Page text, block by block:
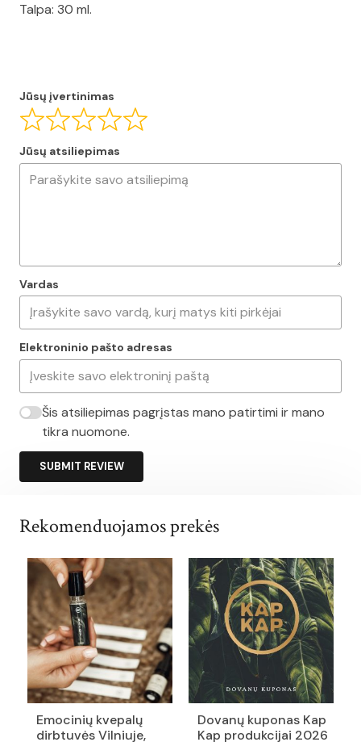
Talpa: 30 ml.
Jūsų įvertinimas
Jūsų atsiliepimas
Vardas
Elektroninio pašto adresas
Šis atsiliepimas pagrįstas mano patirtimi ir mano
tikra nuomone.
SUBMIT REVIEW
Rekomenduojamos prekės
Emocinių kvepalų
dirbtuvės Vilniuje,
Dovanų kuponas Kap
Kap produkcijai 2026